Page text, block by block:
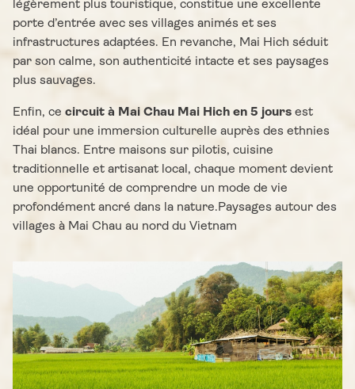
légèrement plus touristique, constitue une excellente
porte d’entrée avec ses villages animés et ses
infrastructures adaptées. En revanche, Mai Hich séduit
par son calme, son authenticité intacte et ses paysages
plus sauvages.
Enfin, ce circuit à Mai Chau Mai Hich en 5 jours est
idéal pour une immersion culturelle auprès des ethnies
Thai blancs. Entre maisons sur pilotis, cuisine
traditionnelle et artisanat local, chaque moment devient
une opportunité de comprendre un mode de vie
profondément ancré dans la nature.Paysages autour des
villages à Mai Chau au nord du Vietnam